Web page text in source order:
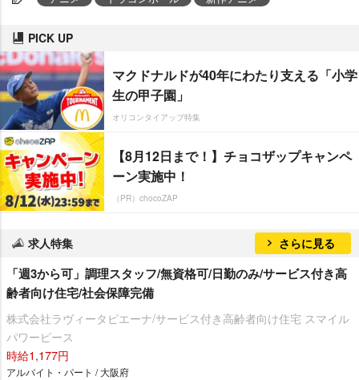
PICK UP
マクドナルドが40年にわたり支える「小学
生の甲子園」
オリコンタイアップ特集
【8月12日まで！】チョコザップキャンペ
ーン実施中！
（PR）chocoZAP
求人特集 さらに見る
「週3から可」調理スタッフ/無資格可/日勤のみ/サービス付き高
齢者向け住宅/社会保障完備
株式会社ラヴィータピエーナ/サービス付き高齢者向け住宅 スマイル
パワーピース
時給1,177円
アルバイト・パート / 大阪府